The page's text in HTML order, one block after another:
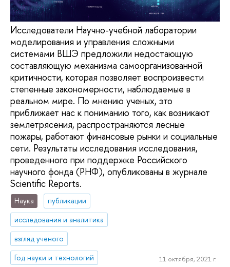
Исследователи Научно-учебной лаборатории
моделирования и управления сложными
системами ВШЭ предложили недостающую
составляющую механизма самоорганизованной
критичности, которая позволяет воспроизвести
степенные закономерности, наблюдаемые в
реальном мире. По мнению ученых, это
приближает нас к пониманию того, как возникают
землетрясения, распространяются лесные
пожары, работают финансовые рынки и социальные
сети. Результаты исследования исследования,
проведенного при поддержке Российского
научного фонда (РНФ), опубликованы в журнале
Scientific Reports.
Наука
публикации
исследования и аналитика
взгляд ученого
Год науки и технологий
11 октября, 2021 г.